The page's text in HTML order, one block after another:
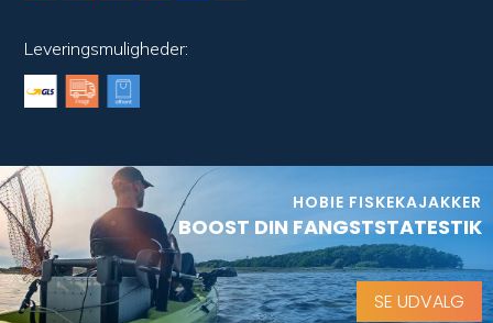
Leveringsmuligheder:
HOBIE FISKEKAJAKKER
BOOST DIN FANGSTSTATESTIK
SE UDVALG